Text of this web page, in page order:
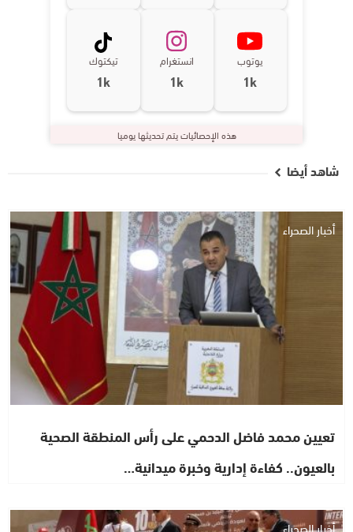
يوتوب
1k
انستغرام
1k
تيكتوك
1k
هذه الإحصائيات يتم تحديثها يوميا
شاهد أيضا
أخبار الصحراء
تعيين محمد فاضل الدحمي على رأس المنطقة الصحية
بالعيون.. كفاءة إدارية وخبرة ميدانية…
أخبار الصحراء